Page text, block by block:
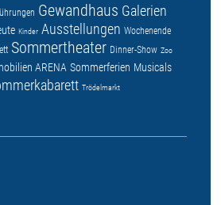
Gewandhaus Galerien
Kinder Ausstellungen Wochenende
Sommertheater Dinner-Show Zoo
ARENA Sommerferien Musicals
Trödelmarkt